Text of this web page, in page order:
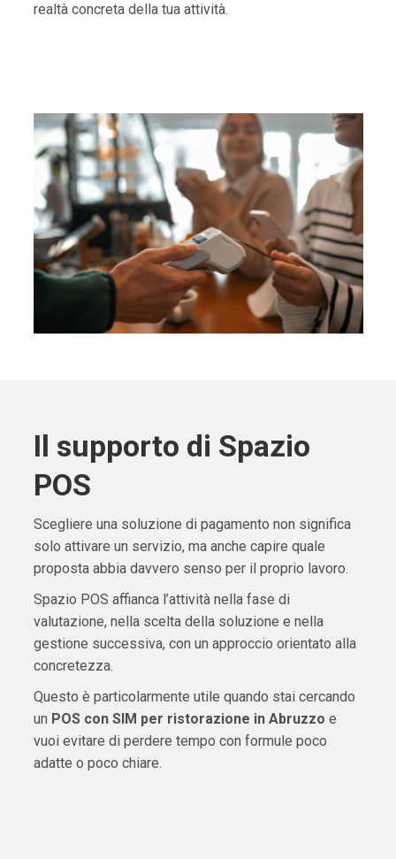
realtà concreta della tua attività.
Il supporto di Spazio
POS
Scegliere una soluzione di pagamento non significa
solo attivare un servizio, ma anche capire quale
proposta abbia davvero senso per il proprio lavoro.
Spazio POS affianca l’attività nella fase di
valutazione, nella scelta della soluzione e nella
gestione successiva, con un approccio orientato alla
concretezza.
Questo è particolarmente utile quando stai cercando
un POS con SIM per ristorazione in Abruzzo e
vuoi evitare di perdere tempo con formule poco
adatte o poco chiare.